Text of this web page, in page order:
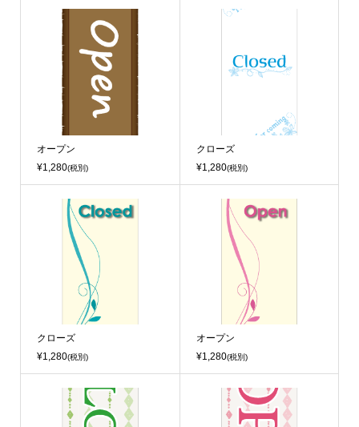
オープン
¥1,280(税別)
クローズ
¥1,280(税別)
クローズ
¥1,280(税別)
オープン
¥1,280(税別)